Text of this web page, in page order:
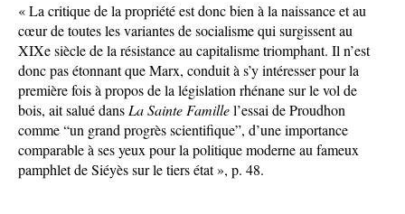
« La critique de la propriété est donc bien à la naissance et au
cœur de toutes les variantes de socialisme qui surgissent au
XIXe siècle de la résistance au capitalisme triomphant. Il n’est
donc pas étonnant que Marx, conduit à s’y intéresser pour la
première fois à propos de la législation rhénane sur le vol de
bois, ait salué dans La Sainte Famillel’essai de Proudhon
comme “un grand progrès scientifique”, d’une importance
comparable à ses yeux pour la politique moderne au fameux
pamphlet de Siéyès sur le tiers état », p. 48.